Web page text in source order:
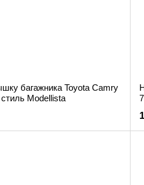
багажника Toyota Camry
Modellista